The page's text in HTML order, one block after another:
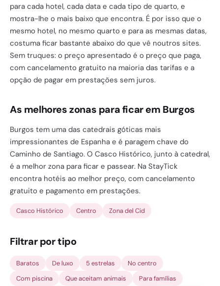
para cada hotel, cada data e cada tipo de quarto, e
mostra-lhe o mais baixo que encontra. É por isso que o
mesmo hotel, no mesmo quarto e para as mesmas datas,
costuma ficar bastante abaixo do que vê noutros sites.
Sem truques: o preço apresentado é o preço que paga,
com cancelamento gratuito na maioria das tarifas e a
opção de pagar em prestações sem juros.
As melhores zonas para ficar em Burgos
Burgos tem uma das catedrais góticas mais
impressionantes de Espanha e é paragem chave do
Caminho de Santiago. O Casco Histórico, junto à catedral,
é a melhor zona para ficar e passear. Na StayTick
encontra hotéis ao melhor preço, com cancelamento
gratuito e pagamento em prestações.
Casco Histórico Centro Zona del Cid
Filtrar por tipo
Baratos De luxo 5 estrelas
No centro
Com piscina
Que aceitam animais
Para famílias